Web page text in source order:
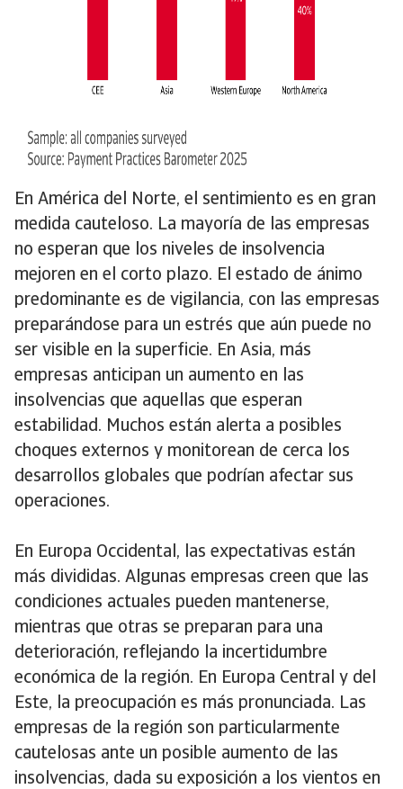
En América del Norte, el sentimiento es en gran
medida cauteloso. La mayoría de las empresas
no esperan que los niveles de insolvencia
mejoren en el corto plazo. El estado de ánimo
predominante es de vigilancia, con las empresas
preparándose para un estrés que aún puede no
ser visible en la superficie. En Asia, más
empresas anticipan un aumento en las
insolvencias que aquellas que esperan
estabilidad. Muchos están alerta a posibles
choques externos y monitorean de cerca los
desarrollos globales que podrían afectar sus
operaciones.
En Europa Occidental, las expectativas están
más divididas. Algunas empresas creen que las
condiciones actuales pueden mantenerse,
mientras que otras se preparan para una
deterioración, reflejando la incertidumbre
económica de la región. En Europa Central y del
Este, la preocupación es más pronunciada. Las
empresas de la región son particularmente
cautelosas ante un posible aumento de las
insolvencias, dada su exposición a los vientos en